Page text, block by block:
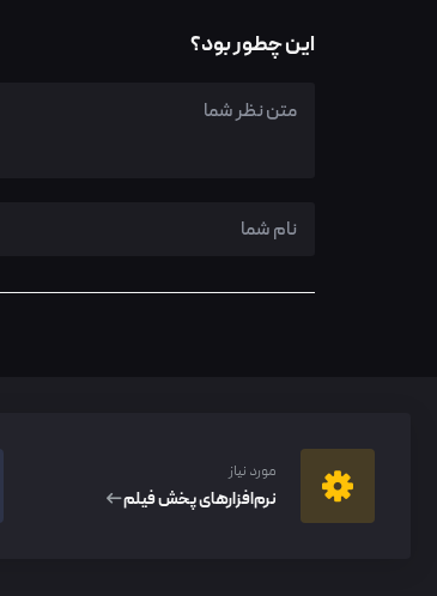
این چطور بود؟
مورد نیاز
نرم‌افزار‌های پخش فیلم